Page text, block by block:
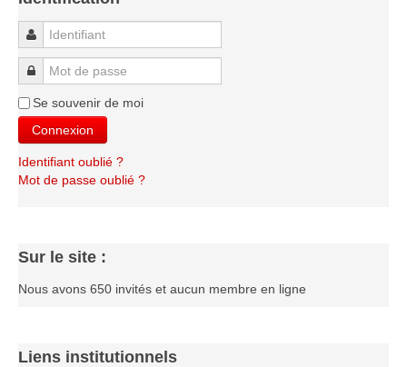
Identifiant
Mot de passe
Se souvenir de moi
Connexion
Identifiant oublié ?
Mot de passe oublié ?
Sur le site :
Nous avons 650 invités et aucun membre en ligne
Liens institutionnels